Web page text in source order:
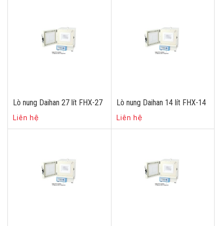
Lò nung Daihan 27 lít FHX-27
Liên hệ
Lò nung Daihan 14 lít FHX-14
Liên hệ